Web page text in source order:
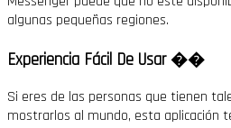
algunas pequeñas regiones.
Experiencia Fácil De Usar ��
Si eres de las personas que tienen
mostrarlos al mundo, esta aplicación